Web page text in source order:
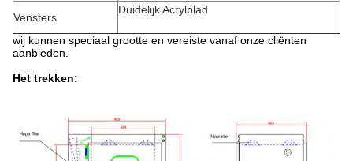
Vensters
Duidelijk Acrylblad
wij kunnen speciaal grootte en vereiste vanaf onze cliënten
aanbieden.
Het trekken: